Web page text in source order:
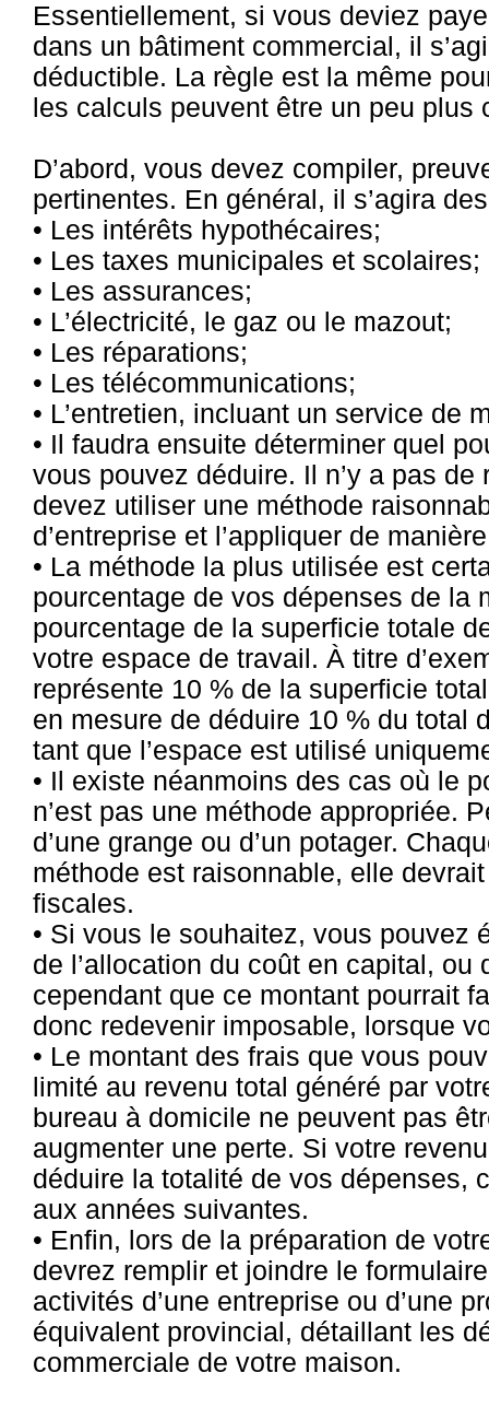
Essentiellement, si vous deviez
dans un bâtiment commercial, il
déductible. La règle est la même
les calculs peuvent être un peu plus
D’abord, vous devez compiler,
pertinentes. En général, il s’agira
• Les intérêts hypothécaires;
• Les taxes municipales et scolaires;
• Les assurances;
• L’électricité, le gaz ou le mazout;
• Les réparations;
• Les télécommunications;
• L’entretien, incluant un service de
• Il faudra ensuite déterminer quel
vous pouvez déduire. Il n’y a pas
devez utiliser une méthode
d’entreprise et l’appliquer de
• La méthode la plus utilisée est
pourcentage de vos dépenses de la
pourcentage de la superficie totale
votre espace de travail. À titre
représente 10 % de la superficie
en mesure de déduire 10 % du
tant que l’espace est utilisé
• Il existe néanmoins des cas où le
n’est pas une méthode appropriée.
d’une grange ou d’un potager.
méthode est raisonnable, elle
fiscales.
• Si vous le souhaitez, vous pouvez
de l’allocation du coût en capital, ou
cependant que ce montant pourrait
donc redevenir imposable, lorsque
• Le montant des frais que vous
limité au revenu total généré par
bureau à domicile ne peuvent pas
augmenter une perte. Si votre
déduire la totalité de vos dépenses,
aux années suivantes.
• Enfin, lors de la préparation de
devrez remplir et joindre le
activités d’une entreprise ou d’une
équivalent provincial, détaillant les
commerciale de votre maison.